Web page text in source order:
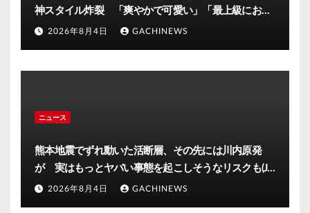
神スタイル炸裂 「爽やかで可愛い」「最上級にお似
合い」(J-CASTニュース)
2026年8月4日 GACHINEWS
ニュース
熊本地震でずれ動いた活断層、その先には川内原発
が 実はもっとヤバい事態を起こしそうなリスクも(J-
CASTニュース)
2026年8月4日 GACHINEWS